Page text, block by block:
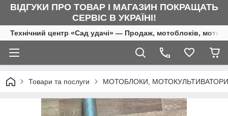
ВІДГУКИ ПРО ТОВАР І МАГАЗИН ПОКРАЩАТЬ
СЕРВІС В УКРАЇНІ!
Технічний центр «Сад удачі» — Продаж, мотоблоків,
Товари та послуги МОТОБЛОКИ,